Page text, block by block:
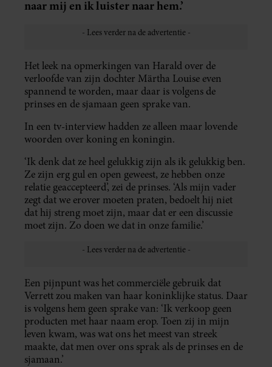
naar mij en ik luister naar hem.’
Het leek na opmerkingen van Harald over de
verloofde van zijn dochter Märtha Louise even
spannend te worden, maar daar is volgens de
prinses en de sjamaan geen sprake van.
In een tv-interview hadden ze alleen maar lovende
woorden over koning en koningin.
‘Ik denk dat ze heel gelukkig zijn als ik gelukkig ben.
Ze zijn erg gul en open geweest, ze hebben onze
relatie geaccepteerd’, zei de prinses. ‘Als mijn vader
zegt dat we erover moeten praten, bedoelt hij niet
dat hij streng moet zijn, maar dat er een discussie
moet zijn. Zo doen we dat in onze familie.’
Een pijnpunt was het commerciële gebruik dat
Verrett zou maken van haar koninklijke status. Daar
is volgens hem geen sprake van: ‘Ik verkoop geen
producten met haar naam erop. Toen zij in mijn
leven kwam, was wat ons het meest van streek
maakte, dat men over ons sprak als de prinses en de
sjamaan.’